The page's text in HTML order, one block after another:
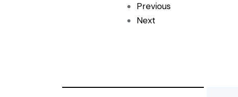
Previous
Next